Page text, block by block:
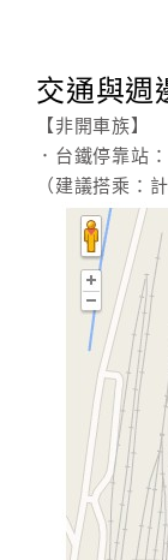
交通與週
【非開車族】
．台鐵停靠站
（建議搭乘：